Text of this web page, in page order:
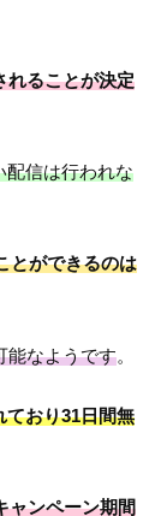
れることが決定
配信は行われな
とができるのは
能なようです。
ており31日間無
ャンペーン期間